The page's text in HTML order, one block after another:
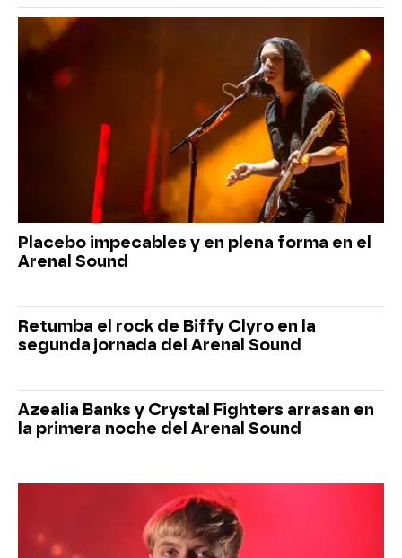
Placebo impecables y en plena forma en el
Arenal Sound
Retumba el rock de Biffy Clyro en la
segunda jornada del Arenal Sound
Azealia Banks y Crystal Fighters arrasan en
la primera noche del Arenal Sound